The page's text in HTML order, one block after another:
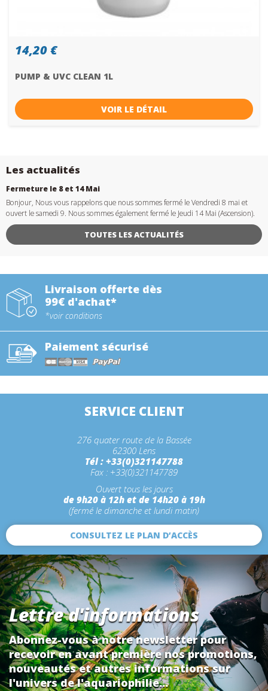
14,20 €
PUMP & UVC CLEAN 1L
VOIR LE DÉTAIL
Les actualités
Fermeture le 8 et 14 Mai
Bonjour, Nous vous rappelons que nous sommes fermé le Vendredi 8 mai et
ouvert le samedi 9. Nous sommes également fermé le Jeudi 14 Mai (Ascension).
TOUTES LES ACTUALITÉS
Livraison offerte dès
99€ d'achat*
*voir conditions
Paiement sécurisé
SERVICE CLIENT
276 quater route de la Bassée
62300 Lens
Tél : +33(0)321147788
Fax : +33(0)321147789
Ouvert tous les jours
de 9h20 à 12h et de 14h20 à 19h
(fermé le dimanche et lundi matin)
CONSULTEZ LE PLAN D’ACCÈS
Lettre d'informations
Abonnez-vous à notre newsletter pour
recevoir en avant première nos promotions,
nouveautés et autres informations sur
l'univers de l'aquariophilie...